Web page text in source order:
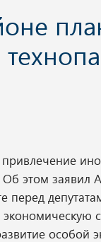
Об этом заявил
особой